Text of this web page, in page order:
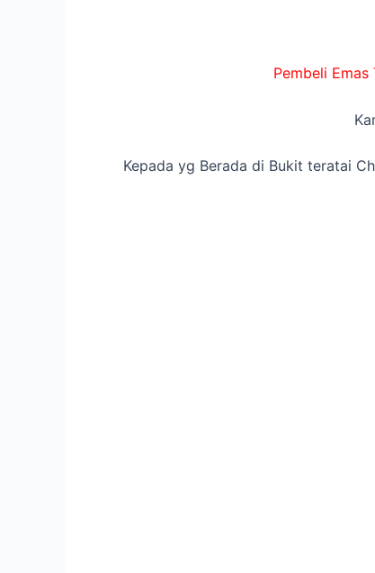
Pembeli
Kepada yg Berada di Bukit teratai